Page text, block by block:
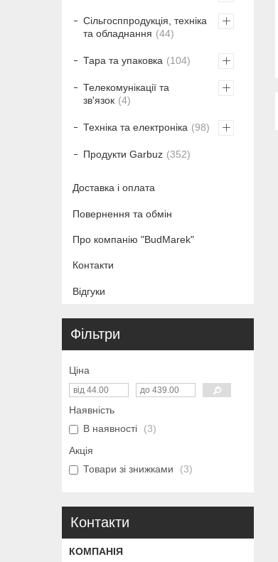
Сільгосппродукція, техніка
та обладнання
44
Тара та упаковка 104
Телекомунікації та
зв'язок
4
Техніка та електроніка 98
Продукти Garbuz 352
Доставка і оплата
Повернення та обмін
Про компанію "BudMarek"
Контакти
Відгуки
Фільтри
Ціна
Наявність
В наявності
3
Акція
Товари зі знижками
3
Контакти